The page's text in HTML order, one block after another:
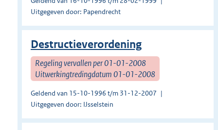
Uitgegeven door: Papendrecht
Destructieverordening
Regeling vervallen per 01-01-2008
Uitwerkingtredingdatum 01-01-2008
Geldend van 15-10-1996 t/m 31-12-2007
Uitgegeven door: IJsselstein